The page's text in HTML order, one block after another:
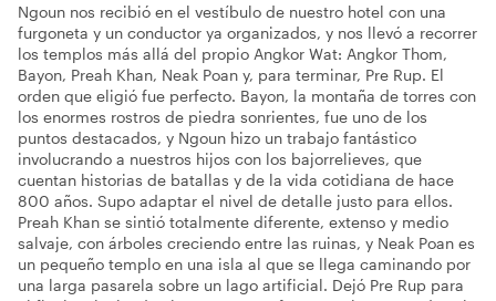
Ngoun nos recibió en el vestíbulo de nuestro hotel con una
furgoneta y un conductor ya organizados, y nos llevó a recorrer
los templos más allá del propio Angkor Wat: Angkor Thom,
Bayon, Preah Khan, Neak Poan y, para terminar, Pre Rup. El
orden que eligió fue perfecto. Bayon, la montaña de torres con
los enormes rostros de piedra sonrientes, fue uno de los
puntos destacados, y Ngoun hizo un trabajo fantástico
involucrando a nuestros hijos con los bajorrelieves, que
cuentan historias de batallas y de la vida cotidiana de hace
800 años. Supo adaptar el nivel de detalle justo para ellos.
Preah Khan se sintió totalmente diferente, extenso y medio
salvaje, con árboles creciendo entre las ruinas, y Neak Poan es
un pequeño templo en una isla al que se llega caminando por
una larga pasarela sobre un lago artificial. Dejó Pre Rup para